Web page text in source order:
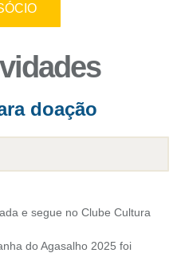
doação
e segue no Clube Cultura
do Agasalho 2025 foi